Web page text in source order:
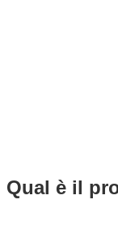
Qual è il